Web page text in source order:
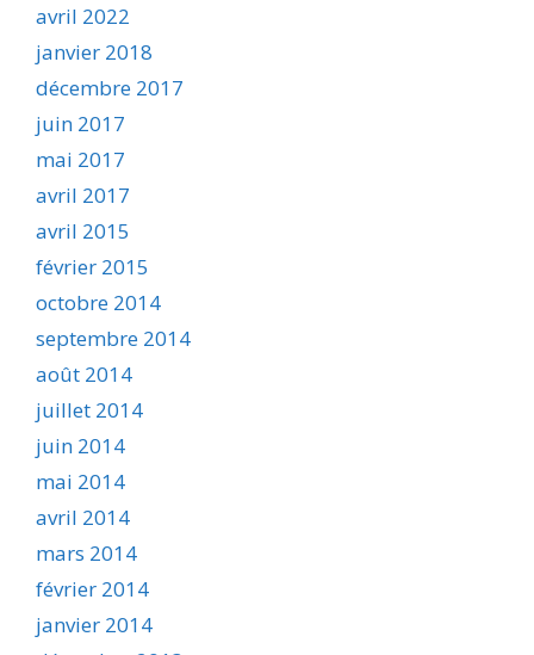
avril 2022
janvier 2018
décembre 2017
juin 2017
mai 2017
avril 2017
avril 2015
février 2015
octobre 2014
septembre 2014
août 2014
juillet 2014
juin 2014
mai 2014
avril 2014
mars 2014
février 2014
janvier 2014